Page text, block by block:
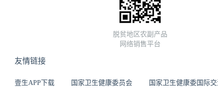
脱贫地区农副产品
网络销售平台
友情链接
壹生APP下载 国家卫生健康委员会 国家卫生健康委国际